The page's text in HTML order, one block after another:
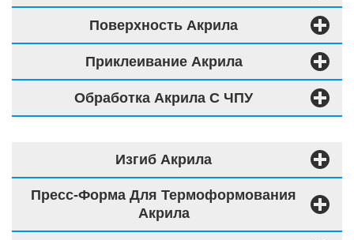
Поверхность Акрила
Приклеивание Акрила
Обработка Акрила С ЧПУ
Изгиб Акрила
Пресс-Форма Для Термоформования
Акрила